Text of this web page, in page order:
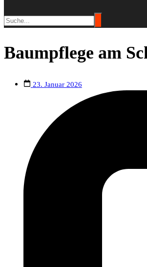
Baumpflege am
23. Januar 2026